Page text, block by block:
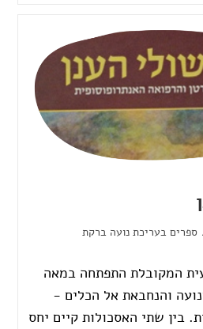
ספרים בעריכת נועה ברקת
המקובלת התפתחה במאה
והנחבאת אל הכלים -
בין שתי האסכולות קיים יחס